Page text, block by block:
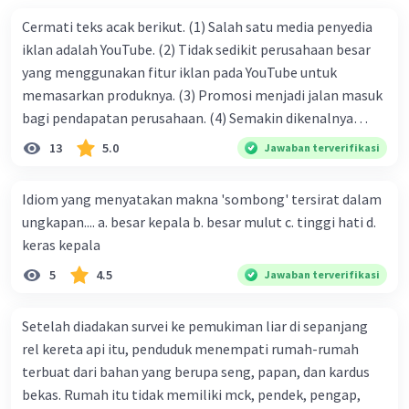
Cermati teks acak berikut. (1) Salah satu media penyedia
iklan adalah YouTube. (2) Tidak sedikit perusahaan besar
yang menggunakan fitur iklan pada YouTube untuk
memasarkan produknya. (3) Promosi menjadi jalan masuk
bagi pendapatan perusahaan. (4) Semakin dikenalnya
suatu produk oleh konsumen, semakin besar pula peluang
perusahaan kepada konsumen. Urutan yang tepat agar
menjadi teks eksposisi yang padu adalah .... A. (1)-(2)-(3)-
(4)-(5) B. (2)-(1)-(3)-(4)-(5) C. (3)-(1)-(2)-(5)-(4) D. (3)-(5)-
(4)-(1)-(2) E. (5)-(1)-(3)-(4)-(2)
13 5.0 Jawaban terverifikasi
Idiom yang menyatakan makna 'sombong' tersirat dalam
ungkapan.... a. besar kepala b. besar mulut c. tinggi hati d.
keras kepala
5 4.5 Jawaban terverifikasi
Setelah diadakan survei ke pemukiman liar di sepanjang
rel kereta api itu, penduduk menempati rumah-rumah
terbuat dari bahan yang berupa seng, papan, dan kardus
bekas. Rumah itu tidak memiliki mck, pendek, pengap,